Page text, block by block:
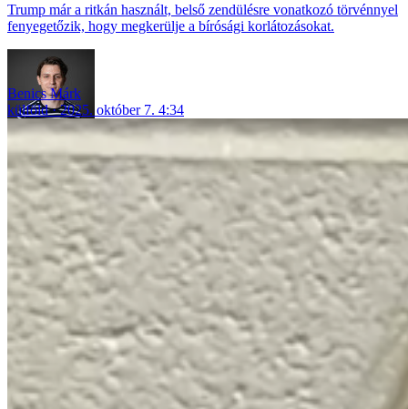
Trump már a ritkán használt, belső zendülésre vonatkozó törvénnyel
fenyegetőzik, hogy megkerülje a bírósági korlátozásokat.
Benics Márk
külföld
2025. október 7. 4:34